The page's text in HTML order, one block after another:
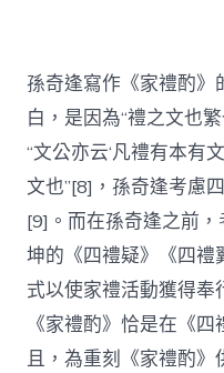
孫奇逢寫作《家禮酌》
白，是因為“禮之文也
“文公亦云‘凡禮有本有
文也”[8]，孫奇逢考慮
[9]。而在孫奇逢之前
坤的《四禮疑》《四
式以使家禮活動獲得奉
《家禮酌》恰是在《
且，為重刻《家禮酌》